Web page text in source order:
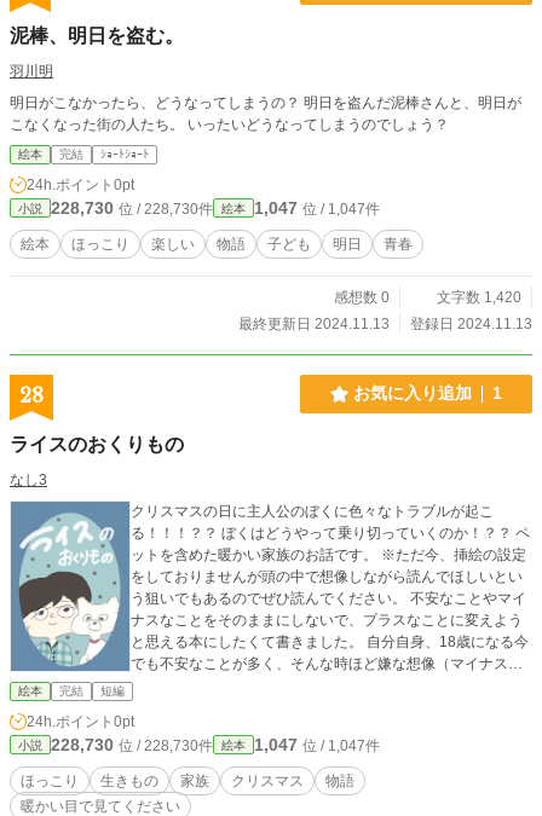
泥棒、明日を盗む。
羽川明
明日がこなかったら、どうなってしまうの？ 明日を盗んだ泥棒さんと、明日が
こなくなった街の人たち。 いったいどうなってしまうのでしょう？
絵本 完結 ｼｮｰﾄｼｮｰﾄ
24h.ポイント 0pt
小説 228,730 位 / 228,730件 絵本 1,047 位 / 1,047件
絵本 ほっこり 楽しい 物語 子ども 明日 青春
感想数 0
文字数 1,420
最終更新日 2024.11.13
登録日 2024.11.13
28 お気に入り追加 1
ライスのおくりもの
なし3
クリスマスの日に主人公のぼくに色々なトラブルが起こ
る！！！？？ ぼくはどうやって乗り切っていくのか！？？ ペ
ットを含めた暖かい家族のお話です。 ※ただ今、挿絵の設定
をしておりませんが頭の中で想像しながら読んでほしいとい
う狙いでもあるのでぜひ読んでください。 不安なことやマイ
ナスなことをそのままにしないで、プラスなことに変えよう
と思える本にしたくて書きました。 自分自身、18歳になる今
でも不安なことが多く、そんな時ほど嫌な想像（マイナスな
想像）をしてしまいます。 マイナスな考えばかりして自分が
落ち潰されていくのは嫌だと考えた時に思いついたお話で
す。 私と同じように自信がなくて、ネガティブになりがちな
人こそぜひ読んで欲しいなと思います。
絵本 完結 短編
24h.ポイント 0pt
小説 228,730 位 / 228,730件 絵本 1,047 位 / 1,047件
ほっこり 生きもの 家族 クリスマス
物語
暖かい目で見てください